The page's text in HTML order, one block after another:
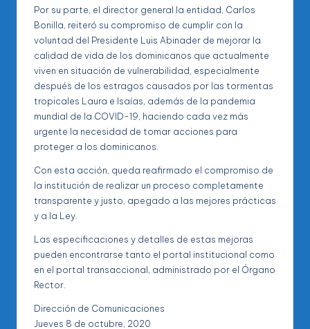
Por su parte, el director general la entidad, Carlos
Bonilla, reiteró su compromiso de cumplir con la
voluntad del Presidente Luis Abinader de mejorar la
calidad de vida de los dominicanos que actualmente
viven en situación de vulnerabilidad, especialmente
después de los estragos causados por las tormentas
tropicales Laura e Isaías, además de la pandemia
mundial de la COVID-19, haciendo cada vez más
urgente la necesidad de tomar acciones para
proteger a los dominicanos.
Con esta acción, queda reafirmado el compromiso de
la institución de realizar un proceso completamente
transparente y justo, apegado a las mejores prácticas
y a la Ley.
Las especificaciones y detalles de estas mejoras
pueden encontrarse tanto el portal institucional como
en el portal transaccional, administrado por el Órgano
Rector.
Dirección de Comunicaciones
Jueves 8 de octubre, 2020